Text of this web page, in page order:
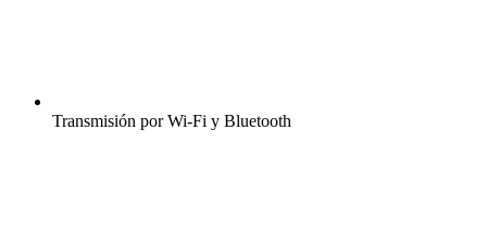
Transmisión por Wi-Fi y Bluetooth